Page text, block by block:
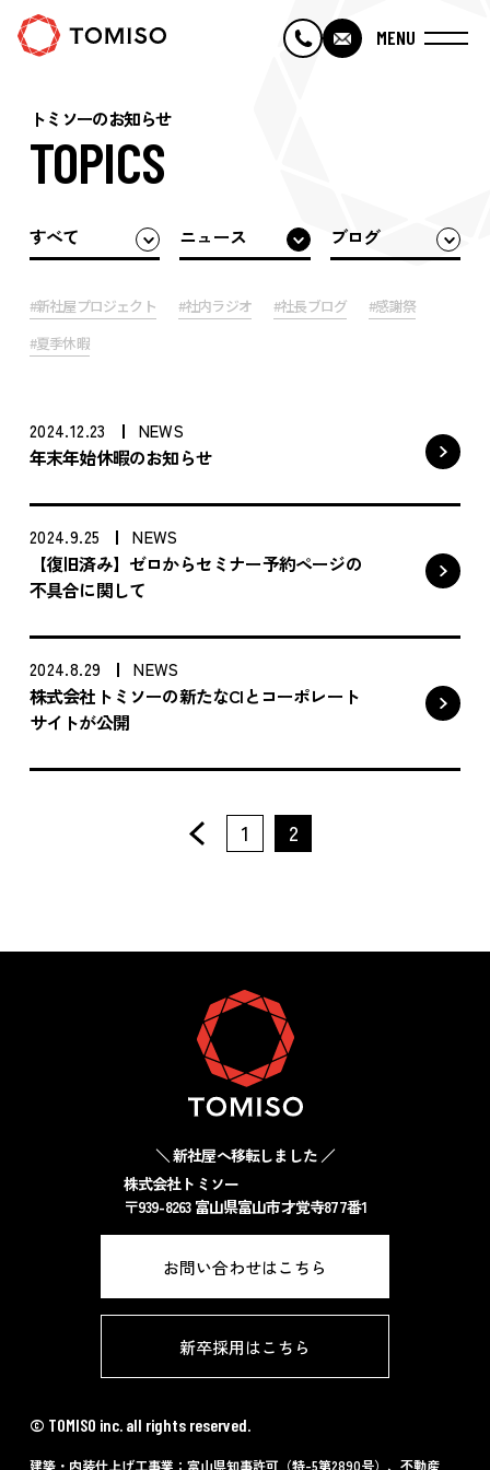
・TOP
・トミソーについて
・トミソーのひととなり
・トミソーの仕事
・会社概要
・トミソーのお知らせ
・SNS
店舗事業「いちといち」
MENU
トミソーのお知らせ
TOPICS
すべて ニュース ブログ
#新社屋プロジェクト #社内ラジオ #社長ブログ
#感謝祭
#夏季休暇
2024.12.23 NEWS
年末年始休暇のお知らせ
2024.9.25 NEWS
【復旧済み】ゼロからセミナー予約ページの
不具合に関して
2024.8.29 NEWS
株式会社トミソーの新たなCIとコーポレート
サイトが公開
1 2
＼ 新社屋へ移転しました ／
株式会社トミソー
〒939-8263 富山県富山市才覚寺877番1
お問い合わせはこちら
新卒採用はこちら
© TOMISO inc. all rights reserved.
建築・内装仕上げ工事業：富山県知事許可（特-5第2890号）、不動産